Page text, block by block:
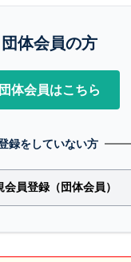
団体会員の方
団体会員はこちら
録をしていない方
会員登録（団体会員）